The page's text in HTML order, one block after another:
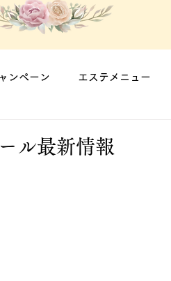
ンペーン エステメニュー
ル最新情報